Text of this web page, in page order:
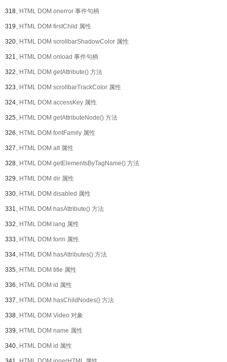
318、HTML DOM onerror 事件句柄
319、HTML DOM firstChild 属性
320、HTML DOM scrollbarShadowColor 属性
321、HTML DOM onload 事件句柄
322、HTML DOM getAttribute() 方法
323、HTML DOM scrollbarTrackColor 属性
324、HTML DOM accessKey 属性
325、HTML DOM getAttributeNode() 方法
326、HTML DOM fontFamily 属性
327、HTML DOM alt 属性
328、HTML DOM getElementsByTagName() 方法
329、HTML DOM dir 属性
330、HTML DOM disabled 属性
331、HTML DOM hasAttribute() 方法
332、HTML DOM lang 属性
333、HTML DOM form 属性
334、HTML DOM hasAttributes() 方法
335、HTML DOM title 属性
336、HTML DOM id 属性
337、HTML DOM hasChildNodes() 方法
338、HTML DOM Video 对象
339、HTML DOM name 属性
340、HTML DOM id 属性